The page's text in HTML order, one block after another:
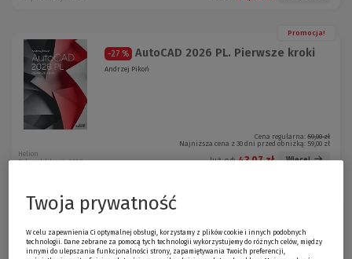
Promocja!
-27 % AutoCAD 2026 PL. Pierwsze kroki
Andrzej Pikoń
Cena regularna: 59,00 zł
Najniższa cena z 30 dni przed obniżką: 59,00 zł
Już od:43,07 zł Więcej
Helion
Rok publikacji: 2025
InDesign
Wiele Bart Van de
Twoja prywatność
W celu zapewnienia Ci optymalnej obsługi, korzystamy z plików cookie i innych podobnych
technologii. Dane zebrane za pomocą tych technologii wykorzystujemy do różnych celów, między
innymi do ulepszania funkcjonalności strony, zapamiętywania Twoich preferencji,